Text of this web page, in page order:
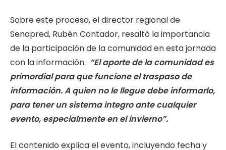
Sobre este proceso, el director regional de
Senapred, Rubén Contador, resaltó la importancia
de la participación de la comunidad en esta jornada
con la información. “El aporte de la comunidad es
primordial para que funcione el traspaso de
información. A quien no le llegue debe informarlo,
para tener un sistema integro ante cualquier
evento, especialmente en el invierno”.
El contenido explica el evento, incluyendo fecha y